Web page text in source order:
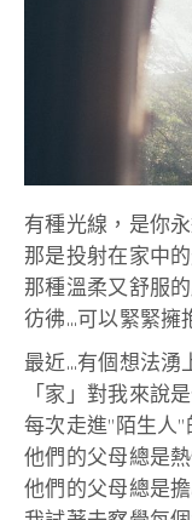
有種光線，是你
那是投射在家中
那種溫柔又舒服
彷彿…可以緊緊擁
最近…有個想法湧
「家」對我來說
每次走進”陌生人
他們的父母總是
他們的父母總是